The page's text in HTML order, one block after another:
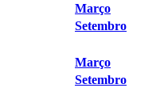
Março
Setembro
Março
Setembro